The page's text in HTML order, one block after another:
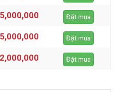
Đặt mua
Đặt mua
Đặt mua